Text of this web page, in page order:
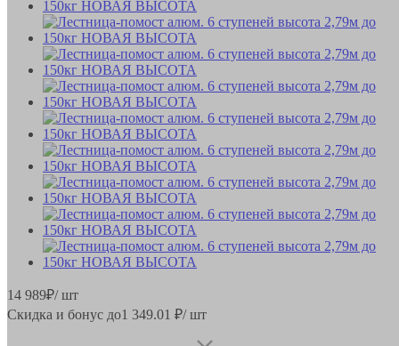
14 989₽/ шт
Скидка и бонус до1 349.01 ₽/ шт